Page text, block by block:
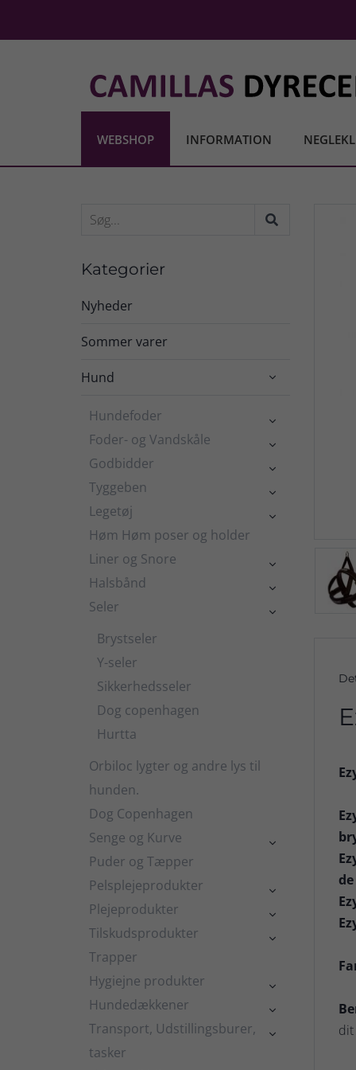
WEBSHOP INFORMATION
Kategorier
Nyheder
Sommer varer
Hund 
Hundefoder 
Foder- og Vandskåle 
Godbidder 
Tyggeben 
Legetøj 
Høm Høm poser og holder
Liner og Snore

Halsbånd 
Seler 
Brystseler
Y-seler
Sikkerhedsseler
Dog copenhagen
Hurtta
Orbiloc lygter og andre lys til
hunden.
Dog Copenhagen
Senge og Kurve

Puder og Tæpper
Pelsplejeprodukter

Plejeprodukter 
Tilskudsprodukter 
Trapper
Hygiejne produkter

Hundedækkener 
Transport, Udstillingsburer,
tasker
